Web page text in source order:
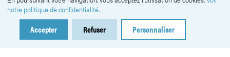
NEWSLETTER
notre politique de confidentialité.
Accepter Refuser Personnaliser